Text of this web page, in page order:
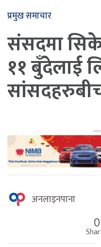
प्रमुख समाचार
संसदमा सिके
११ बुँदेलाई
अनलाइनपाना
0